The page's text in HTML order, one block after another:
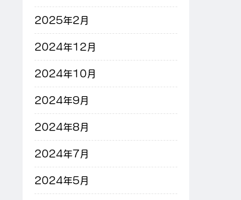
2025年2月
2024年12月
2024年10月
2024年9月
2024年8月
2024年7月
2024年5月